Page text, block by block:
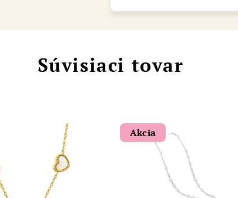
Súvisiaci tovar
Akcia